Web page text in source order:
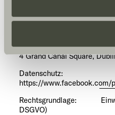
Einstellungen widerrufen
notwendigen Cookies auf
Betrieb der Webseite und
sind.
Facebook
Eingesetzter Dienst:
4 Grand Canal Square,
Datenschutz:
https://www.facebook.com/
Rechtsgrundlage:
DSGVO)